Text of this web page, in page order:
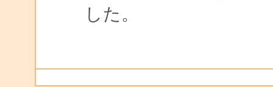
した。